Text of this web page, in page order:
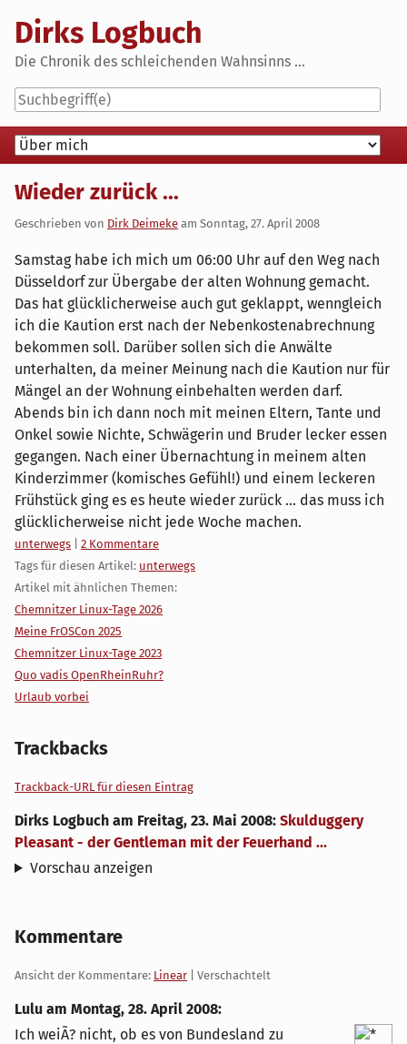
content
Dirks Logbuch
Die Chronik des schleichenden Wahnsinns ...
Navigation
Wieder zurück ...
Geschrieben von Dirk Deimeke am Sonntag, 27. April 2008
Samstag habe ich mich um 06:00 Uhr auf den Weg nach
Düsseldorf zur Übergabe der alten Wohnung gemacht.
Das hat glücklicherweise auch gut geklappt, wenngleich
ich die Kaution erst nach der Nebenkostenabrechnung
bekommen soll. Darüber sollen sich die Anwälte
unterhalten, da meiner Meinung nach die Kaution nur für
Mängel an der Wohnung einbehalten werden darf.
Abends bin ich dann noch mit meinen Eltern, Tante und
Onkel sowie Nichte, Schwägerin und Bruder lecker essen
gegangen. Nach einer Übernachtung in meinem alten
Kinderzimmer (komisches Gefühl!) und einem leckeren
Frühstück ging es es heute wieder zurück ... das muss ich
glücklicherweise nicht jede Woche machen.
Kategorien:
unterwegs
2 Kommentare
Tags für diesen Artikel: unterwegs
Artikel mit ähnlichen Themen:
Chemnitzer Linux-Tage 2026
Meine FrOSCon 2025
Chemnitzer Linux-Tage 2023
Quo vadis OpenRheinRuhr?
Urlaub vorbei
Trackbacks
Trackback-URL für diesen Eintrag
Dirks Logbuch am Freitag, 23. Mai 2008: Skulduggery
Pleasant - der Gentleman mit der Feuerhand ...
Vorschau anzeigen
Kommentare
Ansicht der Kommentare: Linear | Verschachtelt
Lulu am Montag, 28. April 2008:
Ich weiÃ? nicht, ob es von Bundesland zu